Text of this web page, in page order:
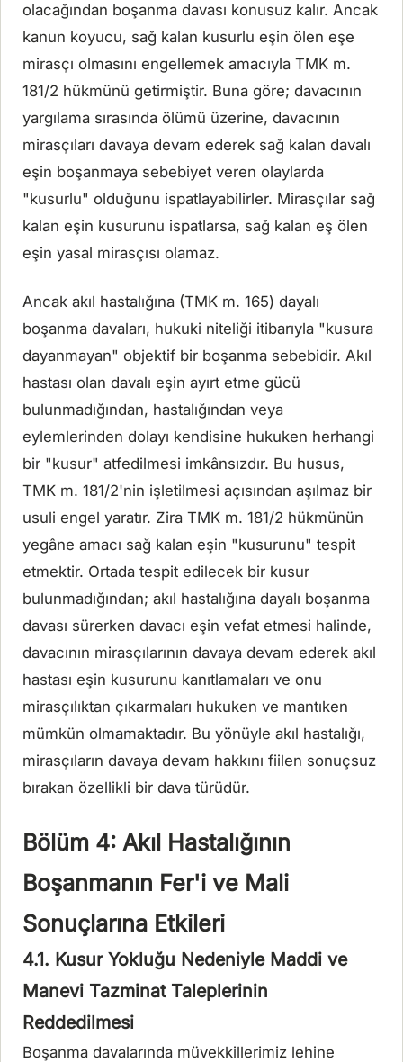
olacağından boşanma davası konusuz kalır. Ancak
kanun koyucu, sağ kalan kusurlu eşin ölen eşe
mirasçı olmasını engellemek amacıyla TMK m.
181/2 hükmünü getirmiştir. Buna göre; davacının
yargılama sırasında ölümü üzerine, davacının
mirasçıları davaya devam ederek sağ kalan davalı
eşin boşanmaya sebebiyet veren olaylarda
"kusurlu" olduğunu ispatlayabilirler. Mirasçılar sağ
kalan eşin kusurunu ispatlarsa, sağ kalan eş ölen
eşin yasal mirasçısı olamaz.
Ancak akıl hastalığına (TMK m. 165) dayalı
boşanma davaları, hukuki niteliği itibarıyla "kusura
dayanmayan" objektif bir boşanma sebebidir. Akıl
hastası olan davalı eşin ayırt etme gücü
bulunmadığından, hastalığından veya
eylemlerinden dolayı kendisine hukuken herhangi
bir "kusur" atfedilmesi imkânsızdır. Bu husus,
TMK m. 181/2'nin işletilmesi açısından aşılmaz bir
usuli engel yaratır. Zira TMK m. 181/2 hükmünün
yegâne amacı sağ kalan eşin "kusurunu" tespit
etmektir. Ortada tespit edilecek bir kusur
bulunmadığından; akıl hastalığına dayalı boşanma
davası sürerken davacı eşin vefat etmesi halinde,
davacının mirasçılarının davaya devam ederek akıl
hastası eşin kusurunu kanıtlamaları ve onu
mirasçılıktan çıkarmaları hukuken ve mantıken
mümkün olmamaktadır. Bu yönüyle akıl hastalığı,
mirasçıların davaya devam hakkını fiilen sonuçsuz
bırakan özellikli bir dava türüdür.
Bölüm 4: Akıl Hastalığının
Boşanmanın Fer'i ve Mali
Sonuçlarına Etkileri
4.1. Kusur Yokluğu Nedeniyle Maddi ve
Manevi Tazminat Taleplerinin
Reddedilmesi
Boşanma davalarında müvekkillerimiz lehine